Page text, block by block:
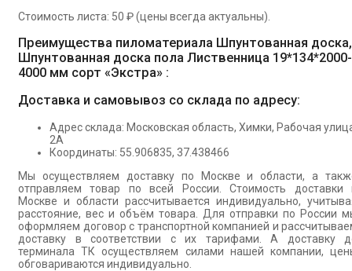
Стоимость листа: 50 ₽ (цены всегда актуальны).
Преимущества пиломатериала Шпунтованная доска,
Шпунтованная доска пола Лиственница 19*134*2000-
4000 мм сорт «Экстра» :
Доставка и самовывоз со склада по адресу:
Адрес склада: Московская область, Химки, Рабочая
2А
Координаты: 55.906835, 37.438466
Мы осуществляем доставку по Москве и области, а
отправляем товар по всей России. Стоимость доставки
Москве и области рассчитывается индивидуально,
расстояние, вес и объём товара. Для отправки по России
оформляем договор с транспортной компанией и
доставку в соответствии с их тарифами. А доставку
терминала ТК осуществляем силами нашей компании,
обговариваются индивидуально.